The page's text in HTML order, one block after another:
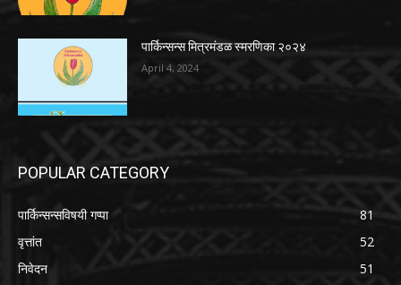
पार्किन्सन्स मित्रमंडळ स्मरणिका २०२४
April 4, 2024
POPULAR CATEGORY
पार्किन्सन्सविषयी गप्पा
81
वृत्तांत
52
निवेदन
51